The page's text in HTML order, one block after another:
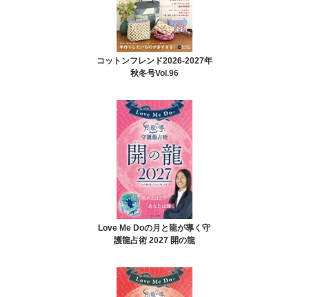
コットンフレンド2026-2027年
秋冬号Vol.96
Love Me Doの月と龍が導く守
護龍占術 2027 開の龍